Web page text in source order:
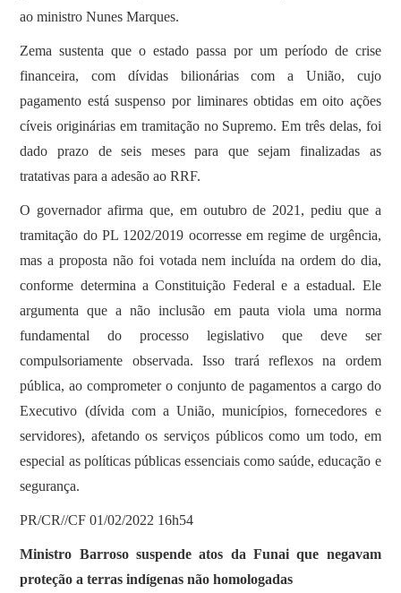
ao ministro Nunes Marques.
Zema sustenta que o estado passa por um período de crise
financeira, com dívidas bilionárias com a União, cujo
pagamento está suspenso por liminares obtidas em oito ações
cíveis originárias em tramitação no Supremo. Em três delas, foi
dado prazo de seis meses para que sejam finalizadas as
tratativas para a adesão ao RRF.
O governador afirma que, em outubro de 2021, pediu que a
tramitação do PL 1202/2019 ocorresse em regime de urgência,
mas a proposta não foi votada nem incluída na ordem do dia,
conforme determina a Constituição Federal e a estadual. Ele
argumenta que a não inclusão em pauta viola uma norma
fundamental do processo legislativo que deve ser
compulsoriamente observada. Isso trará reflexos na ordem
pública, ao comprometer o conjunto de pagamentos a cargo do
Executivo (dívida com a União, municípios, fornecedores e
servidores), afetando os serviços públicos como um todo, em
especial as políticas públicas essenciais como saúde, educação e
segurança.
PR/CR//CF 01/02/2022 16h54
Ministro Barroso suspende atos da Funai que negavam
proteção a terras indígenas não homologadas